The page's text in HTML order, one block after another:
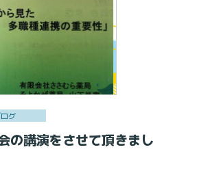
グ
の講演をさせて頂きまし